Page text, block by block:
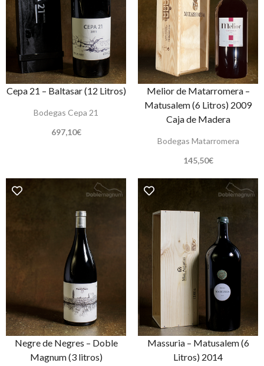
Cepa 21 – Baltasar (12 Litros)
Bodegas Cepa 21
697,10€
Melior de Matarromera –
Matusalem (6 Litros) 2009
Caja de Madera
Bodegas Matarromera
145,50€
Negre de Negres – Doble
Magnum (3 litros)
Massuria – Matusalem (6
Litros) 2014